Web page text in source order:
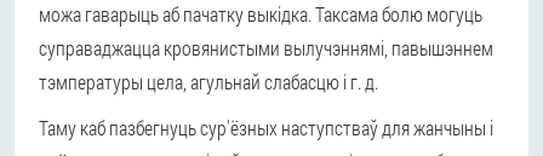
можа гаварыць аб пачатку выкідка. Таксама болю могуць
суправаджацца кровянистыми вылучэннямі, павышэннем
тэмпературы цела, агульнай слабасцю і г. д.
Таму каб пазбегнуць сур'ёзных наступстваў для жанчыны і